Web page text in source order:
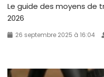
Le guide des moyens de
2026
26 septembre 2025 à 16:04